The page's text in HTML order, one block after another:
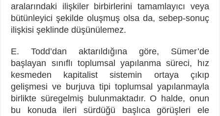
aralarındaki ilişkiler birbirlerini tamamlayıcı veya
bütünleyici şekilde oluşmuş olsa da, sebep-sonuç
ilişkisi şeklinde düşünülemez.
E. Todd’dan aktarıldığına göre, Sümer’de
başlayan sınıflı toplumsal yapılanma süreci, hız
kesmeden kapitalist sistemin ortaya çıkıp
gelişmesi ve burjuva tipi toplumsal yapılanmayla
birlikte süregelmiş bulunmaktadır. O halde, onun
bu konuda ileri sürdüğü başlıca görüşleri ele